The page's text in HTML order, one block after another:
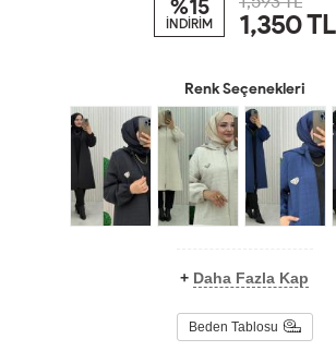
%15
İNDİRİM 1,350TL
Renk Seçenekleri
+ Daha Fazla Kap
Beden Tablosu